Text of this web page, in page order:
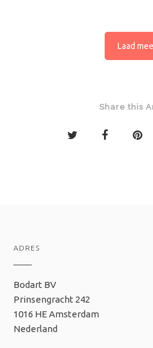
Laad
Share this
ADRES
Bodart BV
Prinsengracht 242
1016 HE Amsterdam
Nederland